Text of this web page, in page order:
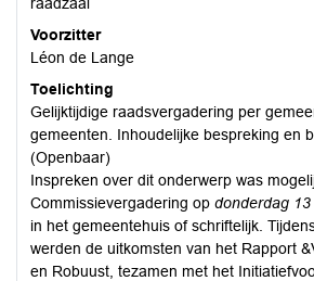
Voorzitter
Léon de Lange
Toelichting
Gelijktijdige raadsvergadering per
gemeenten. Inhoudelijke bespreking en
(Openbaar)
Inspreken over dit onderwerp was
Commissievergadering op donderdag
in het gemeentehuis of schriftelijk.
werden de uitkomsten van het Rapport
en Robuust, tezamen met het